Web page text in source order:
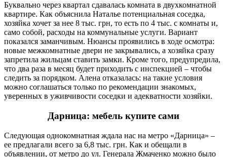
Буквально через квартал сдавалась комната в двухкомнатной
квартире. Как объяснила Наталье потенциальная соседка,
хозяйка хочет за нее 8 тыс. грн, то есть по 4 тыс. с комнаты и,
само собой, расходы на коммунальные услуги. Вариант
показался заманчивым. Нюансы проявились в ходе осмотра:
новые межкомнатные двери не закрывались, а хозяйка сразу
запретила жильцам ставить замки. Кроме того, предупредила,
что два раза в месяц будет приходить с инспекцией – чтобы
следить за порядком. Алена отказалась: на такие условия
можно соглашаться только по рекомендации знакомых,
уверенных в уживчивости соседки и адекватности хозяйки.
Дарница: мебель купите сами
Следующая однокомнатная ждала нас на метро «Дарница» –
ее предлагали всего за 6,8 тыс. грн. Как и обещали в
объявлении, от метро до ул. Генерала Жмаченко можно было